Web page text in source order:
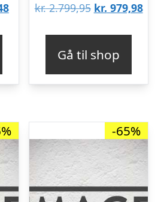
Den
kr. 157,48.
kr.2.799,95 Den
var:
kr. 2.799,95.
kr. 979,98
kr.
Gå til shop
-65%